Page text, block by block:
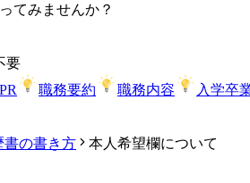
てみませんか？
要
職務要約 職務内容
入学卒
書の書き方
本人希望欄について